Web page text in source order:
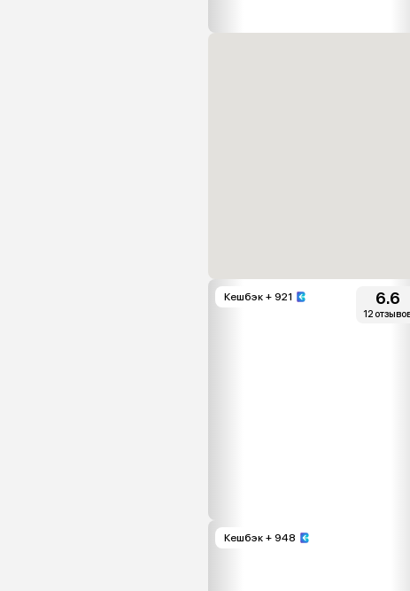
Кешбэк + 921 6.6
12
Кешбэк + 948